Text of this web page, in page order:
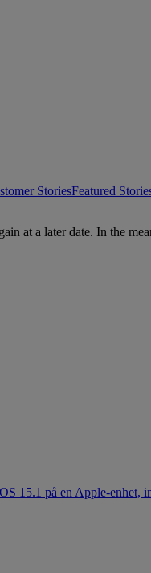
StoriesFeatured
at a later date. In the
15.1 på en Apple-enhet,